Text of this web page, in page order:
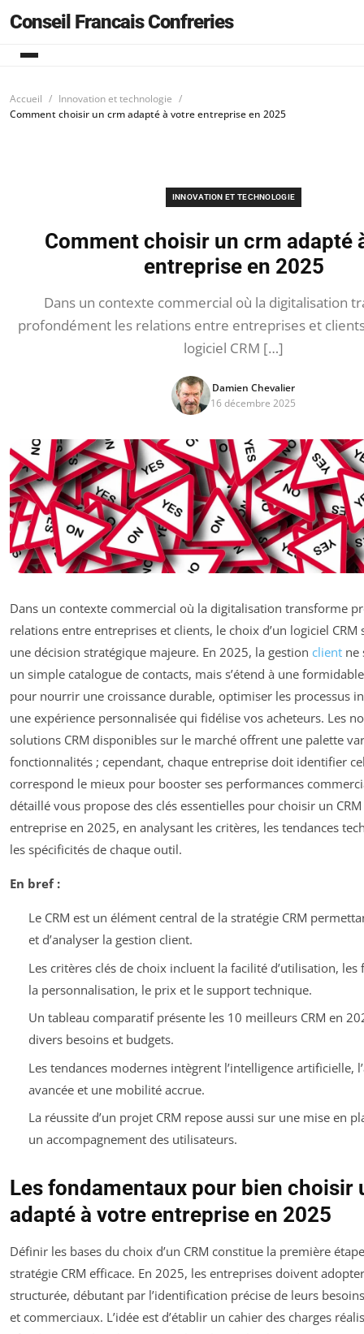
Conseil Francais Confreries
Accueil
Innovation et technologie
Comment choisir un crm adapté à votre entreprise en 2025
INNOVATION ET TECHNOLOGIE
Comment choisir un crm adapté
entreprise en 2025
Dans un contexte commercial où la digitalisation
profondément les relations entre entreprises et
logiciel CRM […]
Damien Chevalier
16 décembre 2025
Dans un contexte commercial où la digitalisation transforme
relations entre entreprises et clients, le choix d’un logiciel CRM
une décision stratégique majeure. En 2025, la gestion client ne
un simple catalogue de contacts, mais s’étend à une
pour nourrir une croissance durable, optimiser les processus
une expérience personnalisée qui fidélise vos acheteurs. Les
solutions CRM disponibles sur le marché offrent une palette
fonctionnalités ; cependant, chaque entreprise doit identifier
correspond le mieux pour booster ses performances
détaillé vous propose des clés essentielles pour choisir un
entreprise en 2025, en analysant les critères, les tendances
les spécificités de chaque outil.
En bref :
Le CRM est un élément central de la stratégie CRM
et d’analyser la gestion client.
Les critères clés de choix incluent la facilité d’utilisation,
la personnalisation, le prix et le support technique.
Un tableau comparatif présente les 10 meilleurs CRM en
divers besoins et budgets.
Les tendances modernes intègrent l’intelligence artificielle,
avancée et une mobilité accrue.
La réussite d’un projet CRM repose aussi sur une mise en
un accompagnement des utilisateurs.
Les fondamentaux pour bien choisir
adapté à votre entreprise en 2025
Définir les bases du choix d’un CRM constitue la première
stratégie CRM efficace. En 2025, les entreprises doivent
structurée, débutant par l’identification précise de leurs
et commerciaux. L’idée est d’établir un cahier des charges